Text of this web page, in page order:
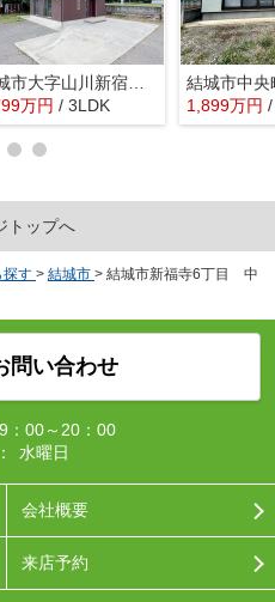
結城市大字山川新宿 中古戸建
万円 / 3LDK 1,899万円
トップへ
探す > 結城市 > 結城市新福寺6丁目 中
問い合わせ
：00～20：00
水曜日
会社概要
来店予約